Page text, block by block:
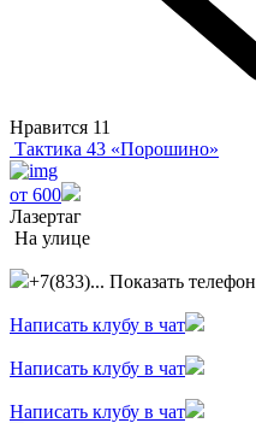
Нравится 11
Тактика 43 «Порошино»
от 600
Лазертаг
На улице
+7(833)... Показать телефон
Написать клубу в чат
Написать клубу в чат
Написать клубу в чат